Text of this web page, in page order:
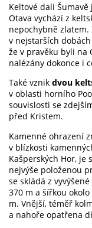
Keltové dali Šumavě
Otava vychází z
nepochybně
v nejstarších
že v pravěku byli na
nalézány dokonce i
Také vznik dvou
v oblasti horního
souvislosti se
před Kristem.
Kamenné ohrazení
v blízkosti
Kašperských Hor, je
nejvýše položenou
se skládá z
370 m a šířkou
m. Vnější, téměř
a nahoře opatřena